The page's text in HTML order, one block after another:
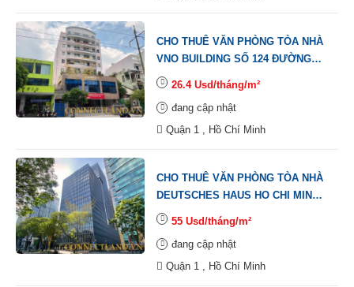
CHO THUÊ VĂN PHÒNG TÒA NHÀ
VNO BUILDING SỐ 124 ĐƯỜNG
ĐIỆN BIÊN PHỦ, PHƯỜNG ĐA
26.4 Usd/tháng/m²
đang cập nhật
Quận 1 , Hồ Chí Minh
CHO THUÊ VĂN PHÒNG TÒA NHÀ
DEUTSCHES HAUS HO CHI MINH
CITY SỐ 33 ĐƯỜNG LÊ DUẨN,
PHƯỜNG BẾN NGHÉ, QUẬN 1.
55 Usd/tháng/m²
đang cập nhật
Quận 1 , Hồ Chí Minh